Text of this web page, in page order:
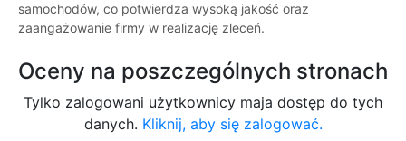
samochodów, co potwierdza wysoką jakość oraz
zaangażowanie firmy w realizację zleceń.
Oceny na poszczególnych stronach
Tylko zalogowani użytkownicy maja dostęp do tych
danych. Kliknij, aby się zalogować.